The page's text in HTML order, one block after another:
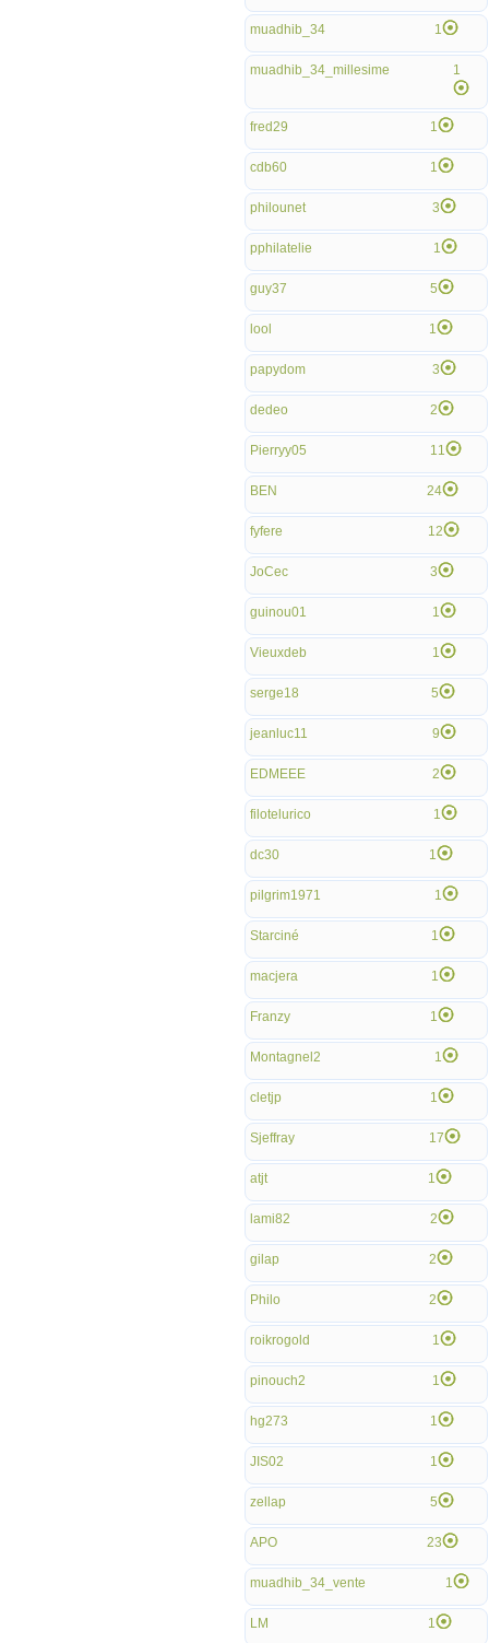
muadhib_34 1
muadhib_34_millesime 1
fred29 1
cdb60 1
philounet 3
pphilatelie 1
guy37 5
lool 1
papydom 3
dedeo 2
Pierryy05 11
BEN 24
fyfere 12
JoCec 3
guinou01 1
Vieuxdeb 1
serge18 5
jeanluc11 9
EDMEEE 2
filotelurico 1
dc30 1
pilgrim1971 1
Starciné 1
macjera 1
Franzy 1
Montagnel2 1
cletjp 1
Sjeffray 17
atjt 1
lami82 2
gilap 2
Philo 2
roikrogold 1
pinouch2 1
hg273 1
JIS02 1
zellap 5
APO 23
muadhib_34_vente 1
LM 1